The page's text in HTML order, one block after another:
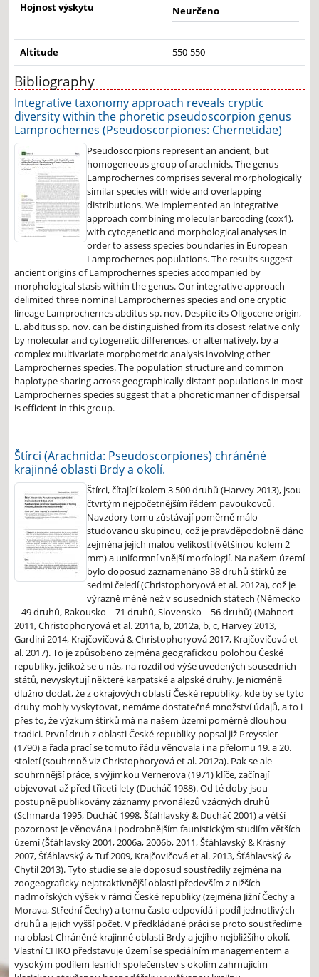
Hojnost výskytu
Neurčeno
Altitude 550-550
Bibliography
Integrative taxonomy approach reveals cryptic
diversity within the phoretic pseudoscorpion genus
Lamprochernes (Pseudoscorpiones: Chernetidae)
Pseudoscorpions represent an ancient, but
homogeneous group of arachnids. The genus
Lamprochernes comprises several morphologically
similar species with wide and overlapping
distributions. We implemented an integrative
approach combining molecular barcoding (cox1),
with cytogenetic and morphological analyses in
order to assess species boundaries in European
Lamprochernes populations. The results suggest
ancient origins of Lamprochernes species accompanied by
morphological stasis within the genus. Our integrative approach
delimited three nominal Lamprochernes species and one cryptic
lineage Lamprochernes abditus sp. nov. Despite its Oligocene origin,
L. abditus sp. nov. can be distinguished from its closest relative only
by molecular and cytogenetic differences, or alternatively, by a
complex multivariate morphometric analysis involving other
Lamprochernes species. The population structure and common
haplotype sharing across geographically distant populations in most
Lamprochernes species suggest that a phoretic manner of dispersal
is efficient in this group.
Štírci (Arachnida: Pseudoscorpiones) chráněné
krajinné oblasti Brdy a okolí.
Štírci, čítající kolem 3 500 druhů (Harvey 2013), jsou
čtvrtým nejpočetnějším řádem pavoukovců.
Navzdory tomu zůstávají poměrně málo
studovanou skupinou, což je pravděpodobně dáno
zejména jejich malou velikostí (většinou kolem 2
mm) a uniformní vnější morfologií. Na našem území
bylo doposud zaznamenáno 38 druhů štírků ze
sedmi čeledí (Christophoryová et al. 2012a), což je
výrazně méně než v sousedních státech (Německo
– 49 druhů, Rakousko – 71 druhů, Slovensko – 56 druhů) (Mahnert
2011, Christophoryová et al. 2011a, b, 2012a, b, c, Harvey 2013,
Gardini 2014, Krajčovičová & Christophoryová 2017, Krajčovičová et
al. 2017). To je způsobeno zejména geografickou polohou České
republiky, jelikož se u nás, na rozdíl od výše uvedených sousedních
států, nevyskytují některé karpatské a alpské druhy. Je nicméně
dlužno dodat, že z okrajových oblastí České republiky, kde by se tyto
druhy mohly vyskytovat, nemáme dostatečné množství údajů, a to i
přes to, že výzkum štírků má na našem území poměrně dlouhou
tradici. První druh z oblasti České republiky popsal již Preyssler
(1790) a řada prací se tomuto řádu věnovala i na přelomu 19. a 20.
století (souhrnně viz Christophoryová et al. 2012a). Pak se ale
souhrnnější práce, s výjimkou Vernerova (1971) klíče, začínají
objevovat až před třiceti lety (Ducháč 1988). Od té doby jsou
postupně publikovány záznamy prvonálezů vzácných druhů
(Schmarda 1995, Ducháč 1998, Šťáhlavský & Ducháč 2001) a větší
pozornost je věnována i podrobnějším faunistickým studiím větších
území (Šťáhlavský 2001, 2006a, 2006b, 2011, Šťáhlavský & Krásný
2007, Šťáhlavský & Tuf 2009, Krajčovičová et al. 2013, Šťáhlavský &
Chytil 2013). Tyto studie se ale doposud soustředily zejména na
zoogeograficky nejatraktivnější oblasti především z nižších
nadmořských výšek v rámci České republiky (zejména Jižní Čechy a
Morava, Střední Čechy) a tomu často odpovídá i podíl jednotlivých
druhů a jejich vyšší počet. V předkládané práci se proto soustředíme
na oblast Chráněné krajinné oblasti Brdy a jejího nejbližšího okolí.
Vlastní CHKO představuje území se speciálním managementem a
vysokým podílem lesních společenstev s okolím zahrnujícím